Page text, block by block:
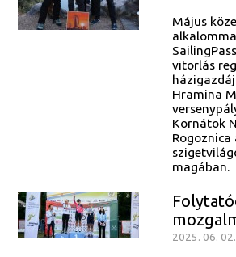
Május
vitorlás
Hramina
Kornátok
magában.
2025. 06.